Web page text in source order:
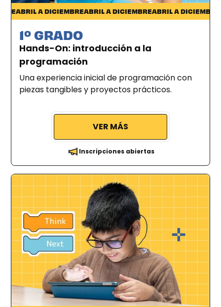
Ciudad de la Costa
ABRIL A DICIEMBREABRIL A DICIEMBREABRIL A DICIEMBRE
1º GRADO
Hands-On: introducción a la
programación
Una experiencia inicial de programación con
piezas tangibles y proyectos prácticos.
VER MÁS
Inscripciones abiertas